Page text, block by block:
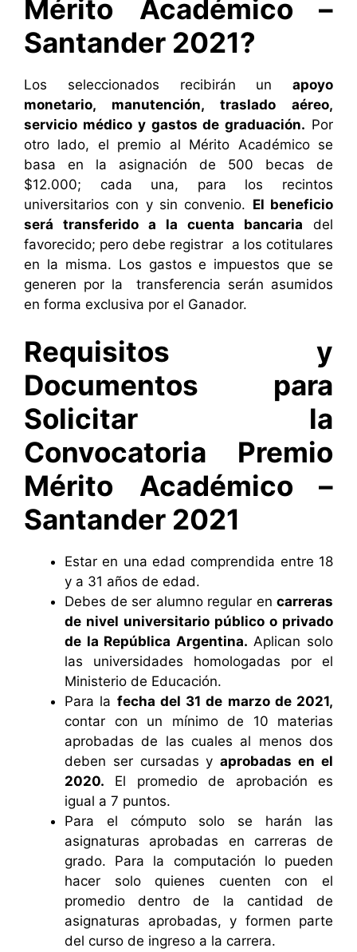
Mérito Académico –
Santander 2021?
Los seleccionados recibirán un apoyo
monetario, manutención, traslado aéreo,
servicio médico y gastos de graduación. Por
otro lado, el premio al Mérito Académico se
basa en la asignación de 500 becas de
$12.000; cada una, para los recintos
universitarios con y sin convenio. El beneficio
será transferido a la cuenta bancaria del
favorecido; pero debe registrar a los cotitulares
en la misma. Los gastos e impuestos que se
generen por la transferencia serán asumidos
en forma exclusiva por el Ganador.
Requisitos y
Documentos para
Solicitar la
Convocatoria Premio
Mérito Académico –
Santander 2021
Estar en una edad comprendida entre 18
y a 31 años de edad.
Debes de ser alumno regular en carreras
de nivel universitario público o privado
de la República Argentina. Aplican solo
las universidades homologadas por el
Ministerio de Educación.
Para la fecha del 31 de marzo de 2021,
contar con un mínimo de 10 materias
aprobadas de las cuales al menos dos
deben ser cursadas yaprobadas en el
2020. El promedio de aprobación es
igual a 7 puntos.
Para el cómputo solo se harán las
asignaturas aprobadas en carreras de
grado. Para la computación lo pueden
hacer solo quienes cuenten con el
promedio dentro de la cantidad de
asignaturas aprobadas, y formen parte
del curso de ingreso a la carrera.